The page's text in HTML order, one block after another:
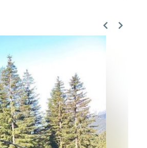
Previous
Next